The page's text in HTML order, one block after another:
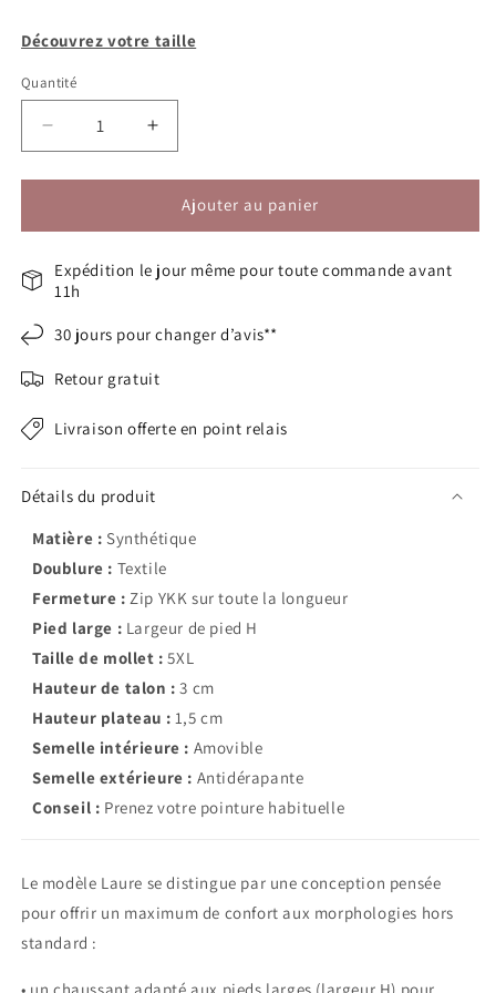
ou
Découvrez votre taille
Quantité
Réduire
la
quantité
Bottes
larges
5XL
Laure
Augmenter
la
quantité
Bottes
larges
Laure
Ajouter au panier
Expédition le jour même pour toute commande avant
11h
30 jours pour changer d’avis**
Retour gratuit
Livraison offerte en point relais
Détails du produit
Matière : Synthétique
Doublure : Textile
Fermeture :Zip YKK sur toute la longueur
Pied large : Largeur de pied H
Taille de mollet : 5XL
Hauteur de talon : 3 cm
Hauteur plateau : 1,5 cm
Semelle intérieure : Amovible
Semelle extérieure : Antidérapante
Conseil : Prenez votre pointure habituelle
Le modèle Laure se distingue par une conception pensée
pour offrir un maximum de confort aux morphologies hors
standard :